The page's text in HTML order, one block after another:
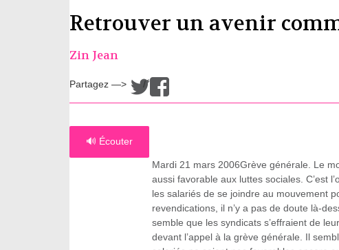
Retrouver un avenir
Zin Jean
Partagez —> /
🔊 Écouter
Mardi 21 mars 2006Grève générale. Le
aussi favorable aux luttes sociales. C’est
les salariés de se joindre au mouvement
revendications, il n’y a pas de doute là-
semble que les syndicats s’effraient de
devant l’appel à la grève générale. Il